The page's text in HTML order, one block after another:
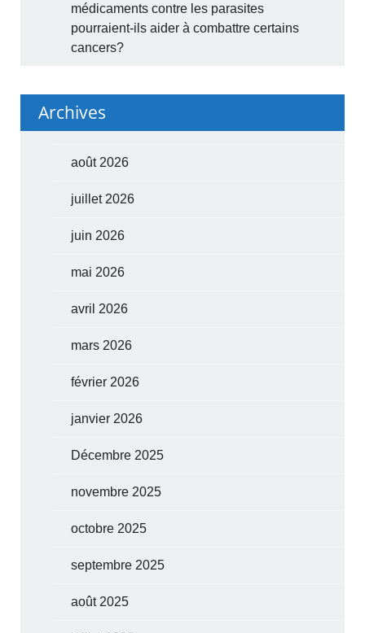
médicaments contre les parasites
pourraient-ils aider à combattre certains
cancers?
Archives
août 2026
juillet 2026
juin 2026
mai 2026
avril 2026
mars 2026
février 2026
janvier 2026
Décembre 2025
novembre 2025
octobre 2025
septembre 2025
août 2025